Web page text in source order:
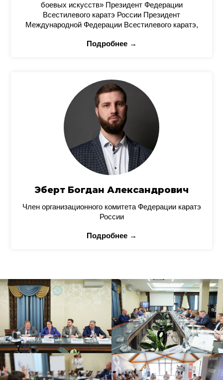
боевых искусств» Президент Федерации
Всестилевого каратэ России Президент
Международной Федерации Всестилевого каратэ,
Подробнее →
Эберт Богдан Александрович
Член организационного комитета Федерации каратэ
России
Подробнее →